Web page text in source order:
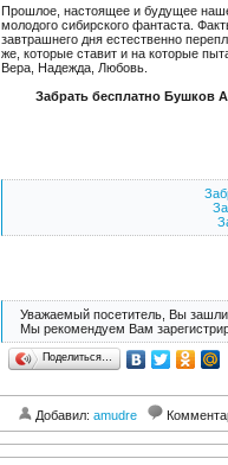
Прошлое, настоящее и будущее
молодого сибирского фантаста.
завтрашнего дня естественно
же, которые ставит и на которые
Вера, Надежда, Любовь.
Забрать бесплатно Бушков
Уважаемый посетитель, Вы зашли
Мы рекомендуем Вам
Поделиться…
Добавил: amudre